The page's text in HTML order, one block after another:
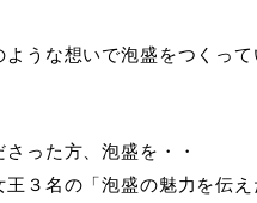
うな想いで泡盛をつくっ
った方、泡盛を・・
３名の「泡盛の魅力を伝